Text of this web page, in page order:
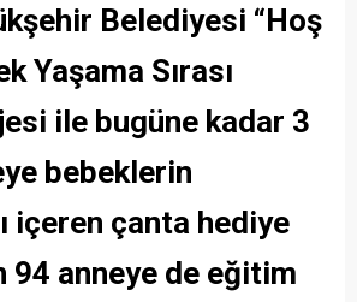
Belediyesi “Hoş
Yaşama Sırası
ile bugüne kadar 3
bebeklerin
içeren çanta hediye
94 anneye de eğitim